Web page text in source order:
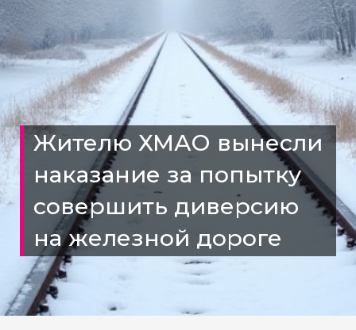
Жителю ХМАО вынесли
наказание за попытку
совершить диверсию
на железной дороге